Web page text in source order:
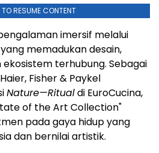
RESUME CONTENT
imersif melalui
memadukan desain,
terhubung. Sebagai
Fisher & Paykel
Nature—Ritualdi EuroCucina,
of the Art Collection"
pada gaya hidup yang
dan bernilai artistik.